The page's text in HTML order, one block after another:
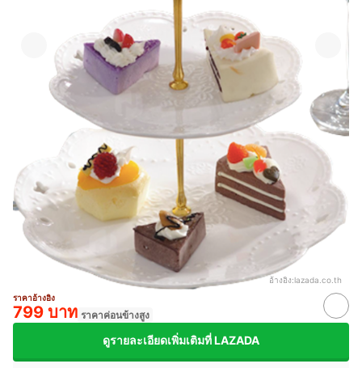
อ้างอิง:lazada.co.th
ราคาอ้างอิง
799 บาท ราคาค่อนข้างสูง
ดูรายละเอียดเพิ่มเติมที่ LAZADA